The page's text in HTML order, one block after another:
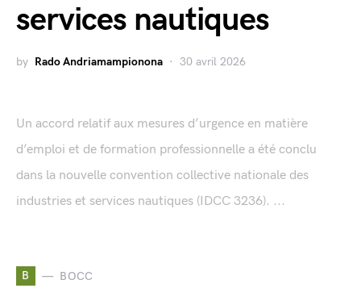
services nautiques
by Rado Andriamampionona 30 avril 2026
Un accord relatif aux mesures d’urgence en matière
d’emploi et de formation professionnelle a été conclu
dans la nouvelle convention collective nationale des
industries et services nautiques (IDCC 3236). ...
B BOCC